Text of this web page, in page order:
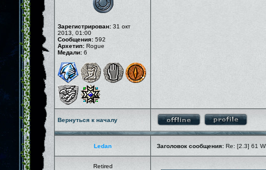
Зарегистрирован: 31 окт
2013, 01:00
Сообщения: 592
Архетип: Rogue
Медали: 6
Вернуться к началу
Ledan Заголовок сообщения: Re: [2.3] 61
Retired